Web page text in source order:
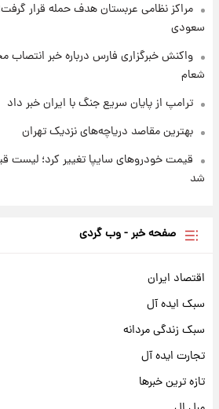
مراکز نظامی عربستان هدف حمله قرار
سعودی
واکنش خبرگزاری فارس درباره خبر
شعام
ترامپ از پایان سریع جنگ با ایران خبر داد
بهترین مقاصد دریاچه‌های نزدیک تهران
شد
صفحه خبر - وب گردی
اقتصاد ایران
سبک ایده آل
سبک زندگی مردانه
تجارت ایده آل
تازه ترین خبرها